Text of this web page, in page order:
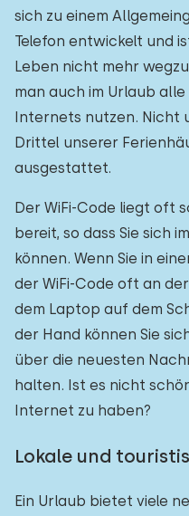
sich zu einem
Telefon entwickelt und
Leben nicht mehr
man auch im Urlaub
Internets nutzen. Nicht
Drittel unserer
ausgestattet.
Der WiFi-Code liegt oft
bereit, so dass Sie sich
können. Wenn Sie in
der WiFi-Code oft an
dem Laptop auf dem
der Hand können Sie
über die neuesten
halten. Ist es nicht
Internet zu haben?
Lokale und
Ein Urlaub bietet viele